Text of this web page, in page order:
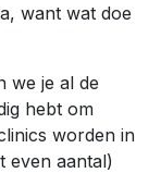
want wat doe
we je al de
hebt om
worden in
even aantal)